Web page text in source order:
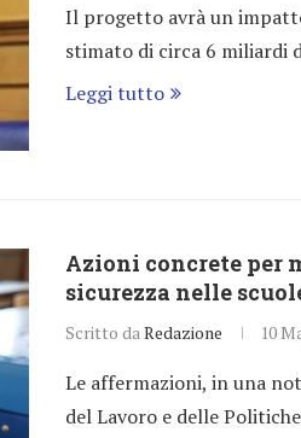
Il progetto avrà un
stimato di circa 6 miliardi
Leggi tutto
Azioni concrete per
sicurezza nelle
Scritto daRedazione 10
Le affermazioni, in una
del Lavoro e delle